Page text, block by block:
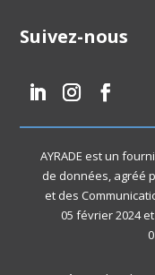
Suivez-nous
AYRADE est un
de données, agréé
et des
05 février 2024